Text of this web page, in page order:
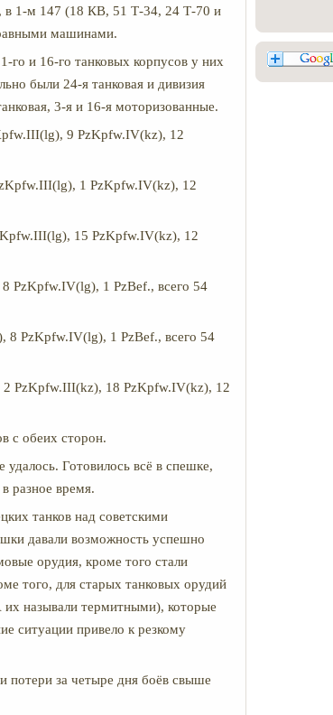
в 1-м 147 (18 КВ, 51 Т-34, 24 Т-70 и
машинами.
го и 16-го танковых корпусов у них
были 24-я танковая и дивизия
3-я и 16-я моторизованные.
9 PzKpfw.IV(kz), 12
1 PzKpfw.IV(kz), 12
15 PzKpfw.IV(kz), 12
PzKpfw.IV(lg), 1 PzBef., всего 54
8 PzKpfw.IV(lg), 1 PzBef., всего 54
2 PzKpfw.III(kz), 18 PzKpfw.IV(kz), 12
с обеих сторон.
Готовилось всё в спешке,
разное время.
танков над советскими
давали возможность успешно
орудия, кроме того стали
того, для старых танковых орудий
называли термитными), которые
ситуации привело к резкому
потери за четыре дня боёв свыше